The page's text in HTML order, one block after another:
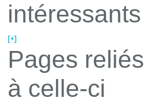
intéressants
[+]
Pages reliés
à celle-ci